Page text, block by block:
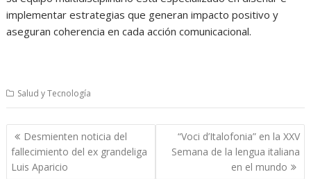
implementar estrategias que generan impacto positivo y
aseguran coherencia en cada acción comunicacional.
Salud y Tecnología
Navegación
de
entradas
Desmienten noticia del
fallecimiento del ex grandeliga
Luis Aparicio
“Voci d’Italofonia” en la XXV
Semana de la lengua italiana
en el mundo